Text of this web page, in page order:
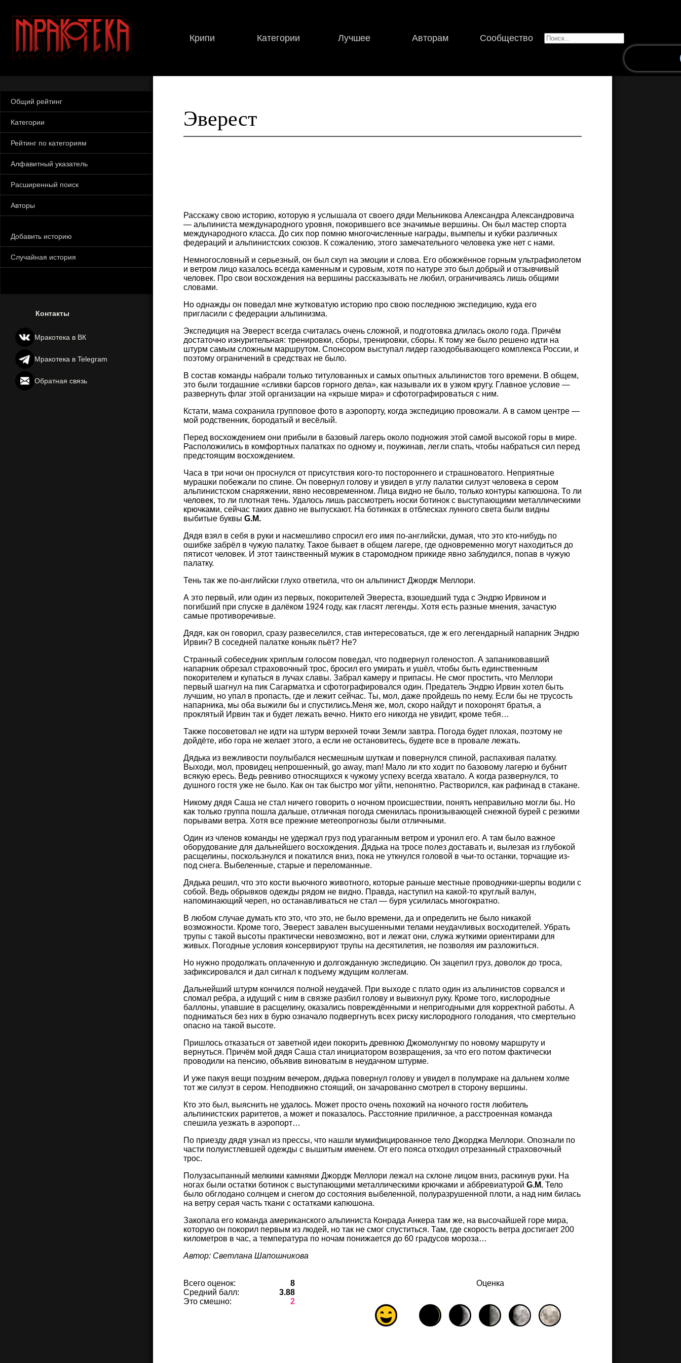
Крипи Категории Лучшее Авторам Сообщество
Общий рейтинг
Категории
Рейтинг по категориям
Алфавитный указатель
Расширенный поиск
Авторы
Добавить историю
Случайная история
Контакты
Мракотека в ВК
Мракотека в Telegram
Обратная связь
Эверест
Расскажу свою историю, которую я услышала от своего дяди Мельникова Александра Александровича
— альпиниста международного уровня, покорившего все значимые вершины. Он был мастер спорта
международного класса. До сих пор помню многочисленные награды, вымпелы и кубки различных
федераций и альпинистских союзов. К сожалению, этого замечательного человека уже нет с нами.
Немногословный и серьезный, он был скуп на эмоции и слова. Его обожжённое горным ультрафиолетом
и ветром лицо казалось всегда каменным и суровым, хотя по натуре это был добрый и отзывчивый
человек. Про свои восхождения на вершины рассказывать не любил, ограничиваясь лишь общими
словами.
Но однажды он поведал мне жутковатую историю про свою последнюю экспедицию, куда его
пригласили с федерации альпинизма.
Экспедиция на Эверест всегда считалась очень сложной, и подготовка длилась около года. Причём
достаточно изнурительная: тренировки, сборы, тренировки, сборы. К тому же было решено идти на
штурм самым сложным маршрутом. Спонсором выступал лидер газодобывающего комплекса России, и
поэтому ограничений в средствах не было.
В состав команды набрали только титулованных и самых опытных альпинистов того времени. В общем,
это были тогдашние «сливки барсов горного дела», как называли их в узком кругу. Главное условие —
развернуть флаг этой организации на «крыше мира» и сфотографироваться с ним.
Кстати, мама сохранила групповое фото в аэропорту, когда экспедицию провожали. А в самом центре —
мой родственник, бородатый и весёлый.
Перед восхождением они прибыли в базовый лагерь около подножия этой самой высокой горы в мире.
Расположились в комфортных палатках по одному и, поужинав, легли спать, чтобы набраться сил перед
предстоящим восхождением.
Часа в три ночи он проснулся от присутствия кого-то постороннего и страшноватого. Неприятные
мурашки побежали по спине. Он повернул голову и увидел в углу палатки силуэт человека в сером
альпинистском снаряжении, явно несовременном. Лица видно не было, только контуры капюшона. То ли
человек, то ли плотная тень. Удалось лишь рассмотреть носки ботинок с выступающими металлическими
крючками, сейчас таких давно не выпускают. На ботинках в отблесках лунного света были видны
выбитые буквы G.M.
Дядя взял в себя в руки и насмешливо спросил его имя по-английски, думая, что это кто-нибудь по
ошибке забрёл в чужую палатку. Такое бывает в общем лагере, где одновременно могут находиться до
пятисот человек. И этот таинственный мужик в старомодном прикиде явно заблудился, попав в чужую
палатку.
Тень так же по-английски глухо ответила, что он альпинист Джордж Меллори.
А это первый, или один из первых, покорителей Эвереста, взошедший туда с Эндрю Ирвином и
погибший при спуске в далёком 1924 году, как гласят легенды. Хотя есть разные мнения, зачастую
самые противоречивые.
Дядя, как он говорил, сразу развеселился, став интересоваться, где ж его легендарный напарник Эндрю
Ирвин? В соседней палатке коньяк пьёт? Не?
Странный собеседник хриплым голосом поведал, что подвернул голеностоп. А запаниковавший
напарник обрезал страховочный трос, бросил его умирать и ушёл, чтобы быть единственным
покорителем и купаться в лучах славы. Забрал камеру и припасы. Не смог простить, что Меллори
первый шагнул на пик Сагарматха и сфотографировался один. Предатель Эндрю Ирвин хотел быть
лучшим, но упал в пропасть, где и лежит сейчас. Ты, мол, даже пройдешь по нему. Если бы не трусость
напарника, мы оба выжили бы и спустились.Меня же, мол, скоро найдут и похоронят братья, а
проклятый Ирвин так и будет лежать вечно. Никто его никогда не увидит, кроме тебя…
Также посоветовал не идти на штурм верхней точки Земли завтра. Погода будет плохая, поэтому не
дойдёте, ибо гора не желает этого, а если не остановитесь, будете все в провале лежать.
Дядька из вежливости поулыбался несмешным шуткам и повернулся спиной, распахивая палатку.
Выходи, мол, провидец непрошенный, go away, man! Мало ли кто ходит по базовому лагерю и бубнит
всякую ересь. Ведь ревниво относящихся к чужому успеху всегда хватало. А когда развернулся, то
душного гостя уже не было. Как он так быстро мог уйти, непонятно. Растворился, как рафинад в стакане.
Никому дядя Саша не стал ничего говорить о ночном происшествии, понять неправильно могли бы. Но
как только группа пошла дальше, отличная погода сменилась пронизывающей снежной бурей с резкими
порывами ветра. Хотя все прежние метеопрогнозы были отличными.
Один из членов команды не удержал груз под ураганным ветром и уронил его. А там было важное
оборудование для дальнейшего восхождения. Дядька на тросе полез доставать и, вылезая из глубокой
расщелины, поскользнулся и покатился вниз, пока не уткнулся головой в чьи-то останки, торчащие из-
под снега. Выбеленные, старые и переломанные.
Дядька решил, что это кости вьючного животного, которые раньше местные проводники-шерпы водили с
собой. Ведь обрывков одежды рядом не видно. Правда, наступил на какой-то круглый валун,
напоминающий череп, но останавливаться не стал — буря усилилась многократно.
В любом случае думать кто это, что это, не было времени, да и определить не было никакой
возможности. Кроме того, Эверест завален высушенными телами неудачливых восходителей. Убрать
трупы с такой высоты практически невозможно, вот и лежат они, служа жуткими ориентирами для
живых. Погодные условия консервируют трупы на десятилетия, не позволяя им разложиться.
Но нужно продолжать оплаченную и долгожданную экспедицию. Он зацепил груз, доволок до троса,
зафиксировался и дал сигнал к подъему ждущим коллегам.
Дальнейший штурм кончился полной неудачей. При выходе с плато один из альпинистов сорвался и
сломал ребра, а идущий с ним в связке разбил голову и вывихнул руку. Кроме того, кислородные
баллоны, упавшие в расщелину, оказались повреждёнными и непригодными для корректной работы. А
подниматься без них в бурю означало подвергнуть всех риску кислородного голодания, что смертельно
опасно на такой высоте.
Пришлось отказаться от заветной идеи покорить древнюю Джомолунгму по новому маршруту и
вернуться. Причём мой дядя Саша стал инициатором возвращения, за что его потом фактически
проводили на пенсию, объявив виноватым в неудачном штурме.
И уже пакуя вещи поздним вечером, дядька повернул голову и увидел в полумраке на дальнем холме
тот же силуэт в сером. Неподвижно стоящий, он зачарованно смотрел в сторону вершины.
Кто это был, выяснить не удалось. Может просто очень похожий на ночного гостя любитель
альпинистских раритетов, а может и показалось. Расстояние приличное, а расстроенная команда
спешила уезжать в аэропорт…
По приезду дядя узнал из прессы, что нашли мумифицированное тело Джорджа Меллори. Опознали по
части полуистлевшей одежды с вышитым именем. От его пояса отходил отрезанный страховочный
трос.
Полузасыпанный мелкими камнями Джордж Меллори лежал на склоне лицом вниз, раскинув руки. На
ногах были остатки ботинок с выступающими металлическими крючками и аббревиатурой G.M. Тело
было обглодано солнцем и снегом до состояния выбеленной, полуразрушенной плоти, а над ним билась
на ветру серая часть ткани с остатками капюшона.
Закопала его команда американского альпиниста Конрада Анкера там же, на высочайшей горе мира,
которую он покорил первым из людей, но так не смог спуститься. Там, где скорость ветра достигает 200
километров в час, а температура по ночам понижается до 60 градусов мороза…
Автор: Светлана Шапошникова
Всего оценок:
8
Средний балл:
3.88
Это смешно:
2
Оценка